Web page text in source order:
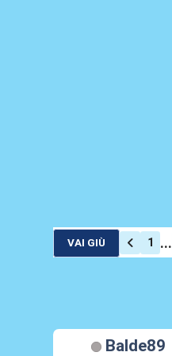
VAI GIÙ 1 ...
Balde89